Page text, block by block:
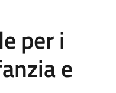
per i
e